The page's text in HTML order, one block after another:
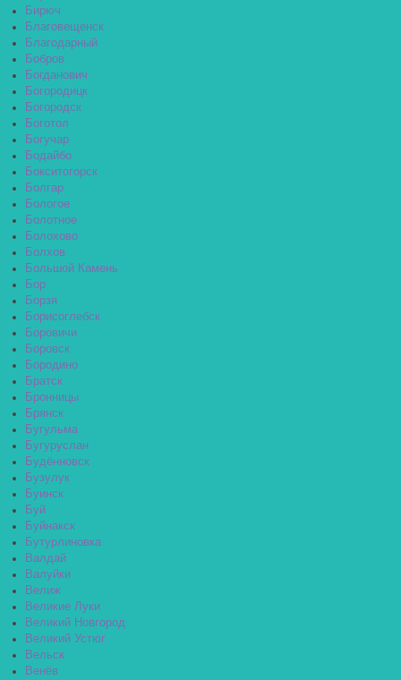
Бирюч
Благовещенск
Благодарный
Бобров
Богданович
Богородицк
Богородск
Боготол
Богучар
Бодайбо
Бокситогорск
Болгар
Бологое
Болотное
Болохово
Болхов
Большой Камень
Бор
Борзя
Борисоглебск
Боровичи
Боровск
Бородино
Братск
Бронницы
Брянск
Бугульма
Бугуруслан
Будённовск
Бузулук
Буинск
Буй
Буйнакск
Бутурлиновка
Валдай
Валуйки
Велиж
Великие Луки
Великий Новгород
Великий Устюг
Вельск
Венёв